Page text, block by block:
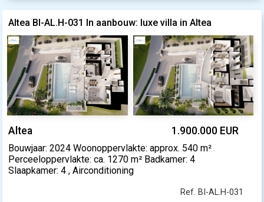
Altea BI-AL.H-031 In aanbouw: luxe villa in Altea
Altea 1.900.000 EUR
Bouwjaar: 2024 Woonoppervlakte: approx. 540 m²
Perceeloppervlakte: ca. 1270 m² Badkamer: 4
Slaapkamer: 4 , Airconditioning
Ref. BI-AL.H-031